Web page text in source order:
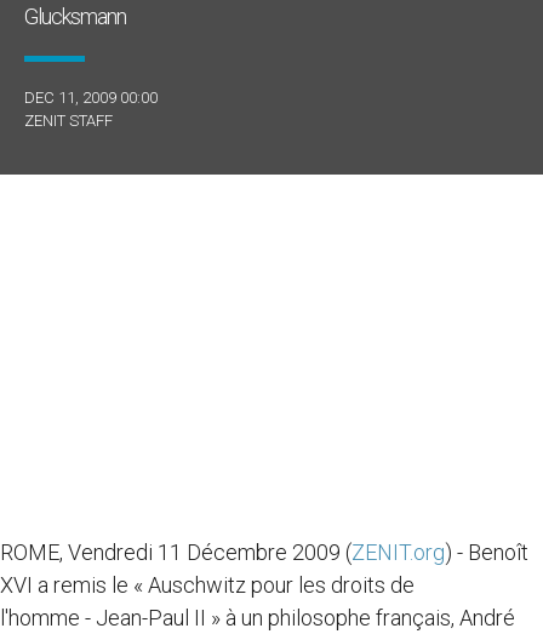
Glucksmann
DEC 11, 2009 00:00
ZENIT STAFF
ROME, Vendredi 11 Décembre 2009 (ZENIT.org) - Benoît
XVI a remis le « Auschwitz pour les droits de
l'homme - Jean-Paul II » à un philosophe français, André